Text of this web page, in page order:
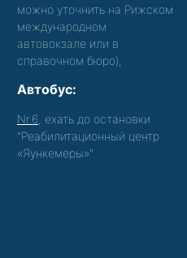
можно уточнить на Рижском
международном
автовокзале или в
справочном бюро);
Автобус:
Nr.6 , ехать до остановки
"Реабилитационный центр
«Яункемеры»".